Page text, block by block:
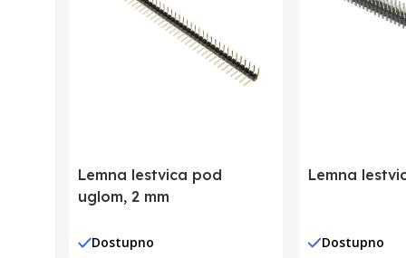
Lemna lestvica pod
uglom, 2 mm
Dostupno
Lemna
Dostupno